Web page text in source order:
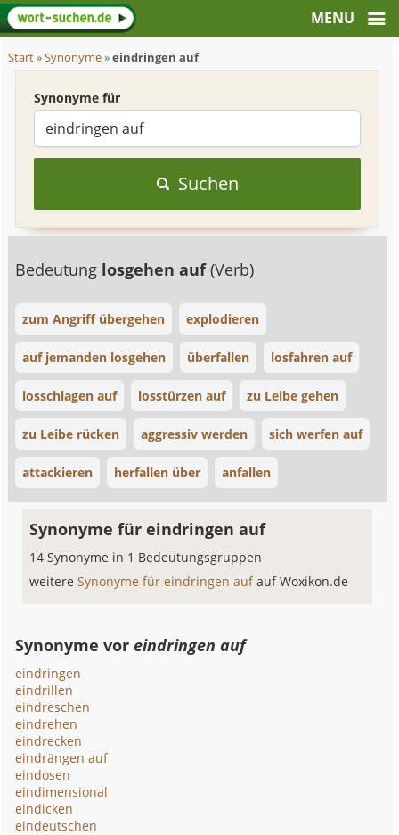
Start»Synonyme»eindringen auf
Synonyme für
Suchen
Bedeutung losgehen auf(Verb)
zum Angriff übergehen explodieren
auf jemanden losgehen überfallen losfahren auf
losschlagen auf losstürzen auf zu Leibe gehen
zu Leibe rücken aggressiv werden sich werfen auf
attackieren herfallen über anfallen
Synonyme für eindringen auf
14 Synonyme in 1 Bedeutungsgruppen
weitereSynonyme für eindringen aufauf Woxikon.de
Synonyme voreindringen auf
eindringen
eindrillen
eindreschen
eindrehen
eindrecken
eindrängen auf
eindosen
eindimensional
eindicken
eindeutschen